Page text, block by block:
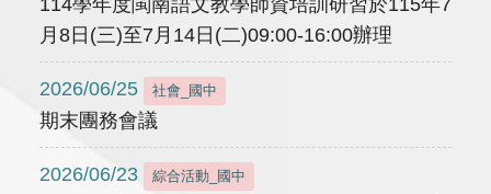
114學年度閩南語文教學師資培訓研習於115年7
月8日(三)至7月14日(二)09:00-16:00辦理
2026/06/25 社會_國中
期末團務會議
2026/06/23 綜合活動_國中